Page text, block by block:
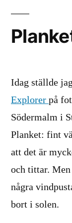
Idag ställde
Explorer på
Södermalm i
Planket: fint
att det är
och tittar.
några
bort i solen.